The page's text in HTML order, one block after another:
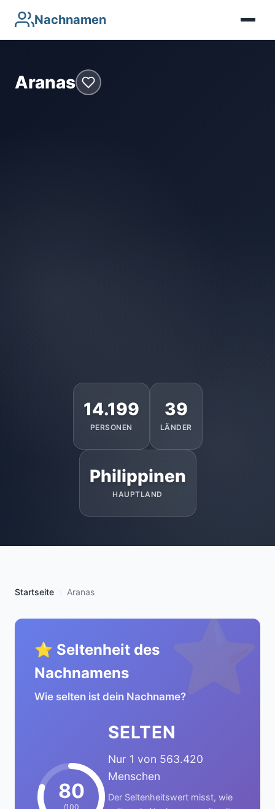
Nachnamen
Aranas
14.199
PERSONEN
39
LÄNDER
Philippinen
HAUPTLAND
Startseite Aranas
⭐
⭐ Seltenheit des
Nachnamens
Wie selten ist dein Nachname?
80
/100
SELTEN
Nur 1 von 563.420
Menschen
Der Seltenheitswert misst, wie